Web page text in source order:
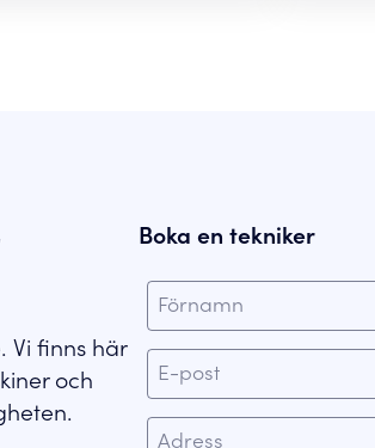
Vi finns här
och
Boka en tekniker